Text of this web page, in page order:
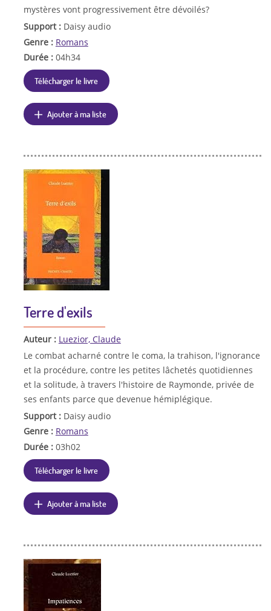
mystères vont progressivement être dévoilés?
Support : Daisy audio
Genre : Romans
Durée : 04h34
Télécharger le livre
Ajouter à ma liste
Terre d'exils
Auteur : Luezior, Claude
Le combat acharné contre le coma, la trahison, l'ignorance
et la procédure, contre les petites lâchetés quotidiennes
et la solitude, à travers l'histoire de Raymonde, privée de
ses enfants parce que devenue hémiplégique.
Support : Daisy audio
Genre : Romans
Durée : 03h02
Télécharger le livre
Ajouter à ma liste